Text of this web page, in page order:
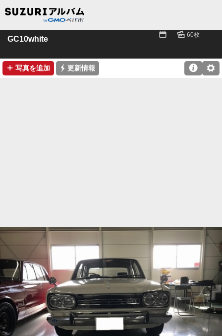
GC10white 📅 --- 🌄 60枚
➕ 写真を追加 ⚡ 更新情報 ⚙
